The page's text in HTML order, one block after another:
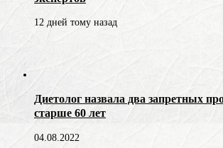
12 дней тому назад
Диетолог назвала два запретных
старше 60 лет
04.08.2022